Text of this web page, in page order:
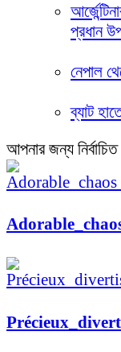
প্রধান
নেপাল
ব্যাট
আপনার জন্য নির্বাচিত